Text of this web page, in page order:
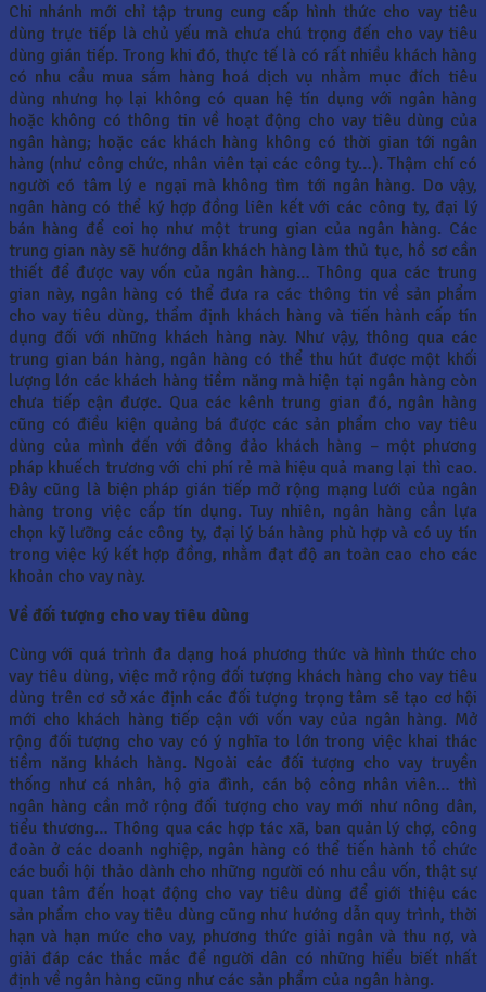
Chi nhánh mới chỉ tập trung cung cấp hình thức cho vay tiêu
dùng trực tiếp là chủ yếu mà chưa chú trọng đến cho vay tiêu
dùng gián tiếp. Trong khi đó, thực tế là có rất nhiều khách hàng
có nhu cầu mua sắm hàng hoá dịch vụ nhằm mục đích tiêu
dùng nhưng họ lại không có quan hệ tín dụng với ngân hàng
hoặc không có thông tin về hoạt động cho vay tiêu dùng của
ngân hàng; hoặc các khách hàng không có thời gian tới ngân
hàng (như công chức, nhân viên tại các công ty…). Thậm chí có
người có tâm lý e ngại mà không tìm tới ngân hàng. Do vậy,
ngân hàng có thể ký hợp đồng liên kết với các công ty, đại lý
bán hàng để coi họ như một trung gian của ngân hàng. Các
trung gian này sẽ hướng dẫn khách hàng làm thủ tục, hồ sơ cần
thiết để được vay vốn của ngân hàng… Thông qua các trung
gian này, ngân hàng có thể đưa ra các thông tin về sản phẩm
cho vay tiêu dùng, thẩm định khách hàng và tiến hành cấp tín
dụng đối với những khách hàng này. Như vậy, thông qua các
trung gian bán hàng, ngân hàng có thể thu hút được một khối
lượng lớn các khách hàng tiềm năng mà hiện tại ngân hàng còn
chưa tiếp cận được. Qua các kênh trung gian đó, ngân hàng
cũng có điều kiện quảng bá được các sản phẩm cho vay tiêu
dùng của mình đến với đông đảo khách hàng – một phương
pháp khuếch trương với chi phí rẻ mà hiệu quả mang lại thì cao.
Đây cũng là biện pháp gián tiếp mở rộng mạng lưới của ngân
hàng trong việc cấp tín dụng. Tuy nhiên, ngân hàng cần lựa
chọn kỹ lưỡng các công ty, đại lý bán hàng phù hợp và có uy tín
trong việc ký kết hợp đồng, nhằm đạt độ an toàn cao cho các
khoản cho vay này.
Về đối tượng cho vay tiêu dùng
Cùng với quá trình đa dạng hoá phương thức và hình thức cho
vay tiêu dùng, việc mở rộng đối tượng khách hàng cho vay tiêu
dùng trên cơ sở xác định các đối tượng trọng tâm sẽ tạo cơ hội
mới cho khách hàng tiếp cận với vốn vay của ngân hàng. Mở
rộng đối tượng cho vay có ý nghĩa to lớn trong việc khai thác
tiềm năng khách hàng. Ngoài các đối tượng cho vay truyền
thống như cá nhân, hộ gia đình, cán bộ công nhân viên… thì
ngân hàng cần mở rộng đối tượng cho vay mới như nông dân,
tiểu thương… Thông qua các hợp tác xã, ban quản lý chợ, công
đoàn ở các doanh nghiệp, ngân hàng có thể tiến hành tổ chức
các buổi hội thảo dành cho những người có nhu cầu vốn, thật sự
quan tâm đến hoạt động cho vay tiêu dùng để giới thiệu các
sản phẩm cho vay tiêu dùng cũng như hướng dẫn quy trình, thời
hạn và hạn mức cho vay, phương thức giải ngân và thu nợ, và
giải đáp các thắc mắc để người dân có những hiểu biết nhất
định về ngân hàng cũng như các sản phẩm của ngân hàng.